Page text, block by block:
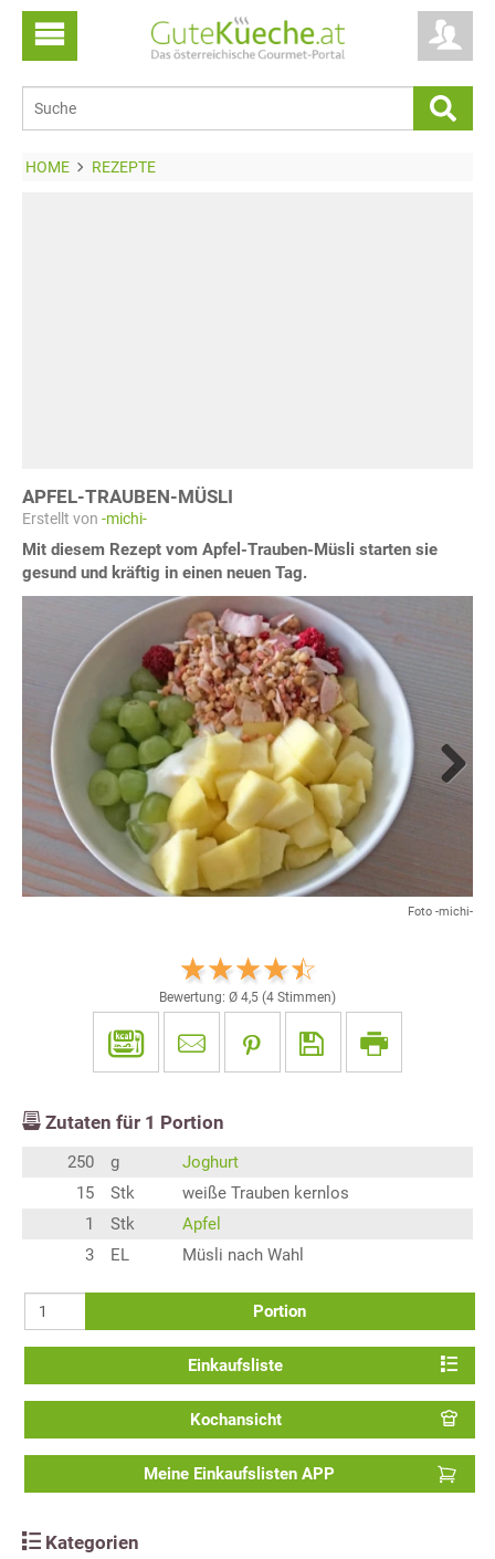
HOME REZEPTE
APFEL-TRAUBEN-MÜSLI
Erstellt von -michi-
Mit diesem Rezept vom Apfel-Trauben-Müsli starten sie
gesund und kräftig in einen neuen Tag.
Foto -michi-
Next
Bewertung: Ø 4,5 (4 Stimmen)
Zutaten für 1 Portion
250 g
Joghurt
15
Stk
weiße Trauben kernlos
1
Stk
Apfel
3
EL Müsli nach Wahl
Portion
Einkaufsliste
Kochansicht
Meine Einkaufslisten APP
Kategorien